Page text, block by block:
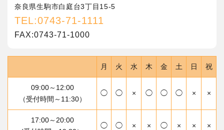
奈良県生駒市白庭台3丁目15-5
TEL:0743-71-1111
FAX:0743-71-1000
月 火 水 木 金 土 日 祝
09:00～12:00
（受付時間～11:30）
◯ ◯ × ◯ ◯ ◯ × ×
17:00～20:00
◯ ◯ × × ◯ × × ×